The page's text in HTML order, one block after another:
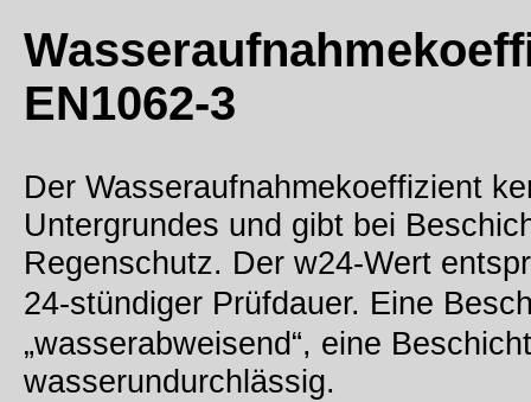
EN1062-3
Der Wasseraufnahmekoeffizient
Untergrundes und gibt bei
Regenschutz. Der w24-Wert
24-stündiger Prüfdauer. Eine
„wasserabweisend“, eine
wasserundurchlässig.